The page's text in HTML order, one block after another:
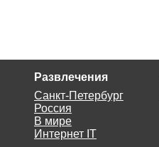
Развлечения
Санкт-Петербург
Россия
В мире
Интернет IT